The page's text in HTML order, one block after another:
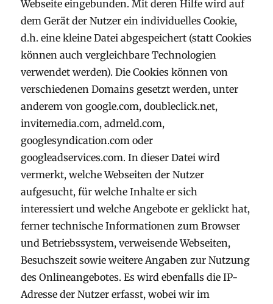
Webseite eingebunden. Mit deren Hilfe wird auf
dem Gerät der Nutzer ein individuelles Cookie,
d.h. eine kleine Datei abgespeichert (statt Cookies
können auch vergleichbare Technologien
verwendet werden). Die Cookies können von
verschiedenen Domains gesetzt werden, unter
anderem von google.com, doubleclick.net,
invitemedia.com, admeld.com,
googlesyndication.com oder
googleadservices.com. In dieser Datei wird
vermerkt, welche Webseiten der Nutzer
aufgesucht, für welche Inhalte er sich
interessiert und welche Angebote er geklickt hat,
ferner technische Informationen zum Browser
und Betriebssystem, verweisende Webseiten,
Besuchszeit sowie weitere Angaben zur Nutzung
des Onlineangebotes. Es wird ebenfalls die IP-
Adresse der Nutzer erfasst, wobei wir im